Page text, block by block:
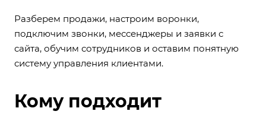
Разберем продажи, настроим воронки,
подключим звонки, мессенджеры и заявки с
сайта, обучим сотрудников и оставим понятную
систему управления клиентами.
Кому подходит